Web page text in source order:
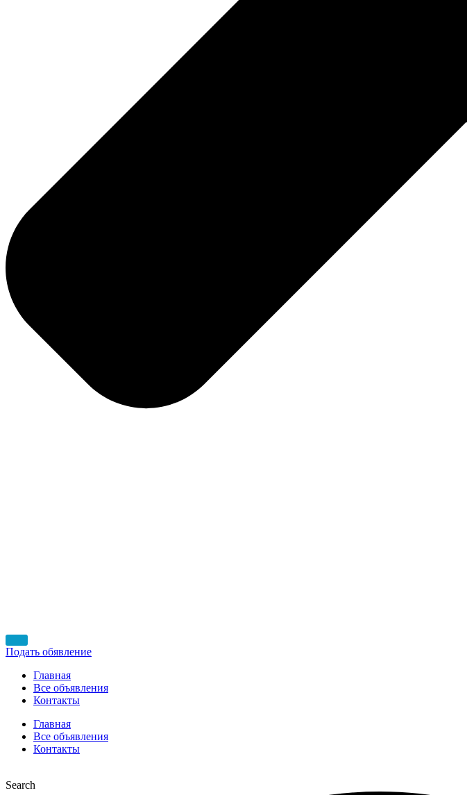
Подать обявление
Главная
Все объявления
Контакты
Главная
Все объявления
Контакты
Search